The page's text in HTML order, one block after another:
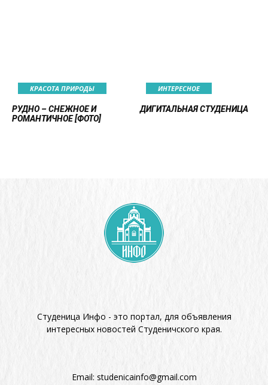
КРАСОТА ПРИРОДЫ
РУДНО – СНЕЖНОЕ И
РОМАНТИЧНОЕ [ФОТО]
ИНТЕРЕСНОЕ
ДИГИТАЛЬНАЯ СТУДЕНИЦА
Студеница Инфо - это портал, для объявления
интересных новостей Студеничского края.
Email: studenicainfo@gmail.com